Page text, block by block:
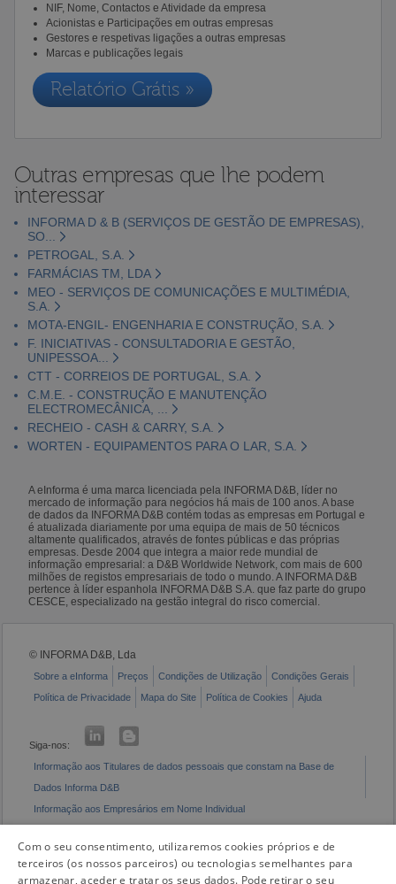
NIF, Nome, Contactos e Atividade da empresa
Acionistas e Participações em outras empresas
Gestores e respetivas ligações a outras empresas
Marcas e publicações legais
Relatório Grátis »
Outras empresas que lhe podem
interessar
INFORMA D & B (SERVIÇOS DE GESTÃO DE EMPRESAS),
SO...
PETROGAL, S.A.
FARMÁCIAS TM, LDA
MEO - SERVIÇOS DE COMUNICAÇÕES E MULTIMÉDIA,
S.A.
MOTA-ENGIL- ENGENHARIA E CONSTRUÇÃO, S.A.
F. INICIATIVAS - CONSULTADORIA E GESTÃO,
UNIPESSOA...
CTT - CORREIOS DE PORTUGAL, S.A.
C.M.E. - CONSTRUÇÃO E MANUTENÇÃO
ELECTROMECÂNICA, ...
RECHEIO - CASH & CARRY, S.A.
WORTEN - EQUIPAMENTOS PARA O LAR, S.A.
A eInforma é uma marca licenciada pela INFORMA D&B, líder no
mercado de informação para negócios há mais de 100 anos. A base
de dados da INFORMA D&B contém todas as empresas em Portugal e
é atualizada diariamente por uma equipa de mais de 50 técnicos
altamente qualificados, através de fontes públicas e das próprias
empresas. Desde 2004 que integra a maior rede mundial de
informação empresarial: a D&B Worldwide Network, com mais de 600
milhões de registos empresariais de todo o mundo. A INFORMA D&B
pertence à líder espanhola INFORMA D&B S.A. que faz parte do grupo
CESCE, especializado na gestão integral do risco comercial.
© INFORMA D&B, Lda
Sobre a eInforma Preços Condições de Utilização
Condições Gerais
Política de Privacidade
Mapa do Site Política de Cookies Ajuda
Siga-nos:
Informação aos Titulares de dados pessoais que constam na Base de
Dados Informa D&B
Informação aos Empresários em Nome Individual
Com o seu consentimento, utilizaremos cookies próprios e de
terceiros (os nossos parceiros) ou tecnologias semelhantes para
armazenar, aceder e tratar os seus dados. Pode retirar o seu